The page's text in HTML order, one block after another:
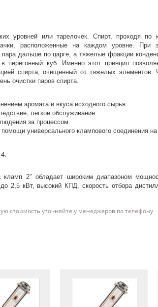
уровней или тарелочек. Спирт, проходя по
расположенные на каждом уровне. При
пара дальше по царге, а тяжелые фракции
перегонный куб. Именно этот принцип
спирта, очищенный от тяжелых
очистки паров спирта.
аромата и вкуса исходного сырья.
легкое обслуживание.
за процессом.
универсального клампового соединения
кламп 2″ обладает широким диапазоном
2,5 кВт, высокий КПД, скорость отбора
стоимость уточняйте у менеджеров по телефону